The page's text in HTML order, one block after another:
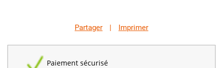
Partager | Imprimer
Paiement sécurisé